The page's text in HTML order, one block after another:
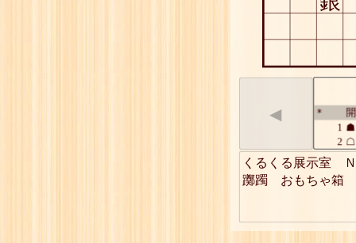
◀ *
1 ☗
2 ☖
☗
5☗
8 ☖
くるくる展示室　
躑躅　おもちゃ箱